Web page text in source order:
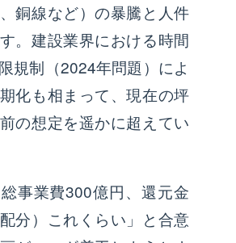
銅線など）の暴騰と人件
。建設業界における時間
規制（2024年問題）によ
化も相まって、現在の坪
の想定を遥かに超えてい
事業費300億円、還元金
配分）これくらい」と合意